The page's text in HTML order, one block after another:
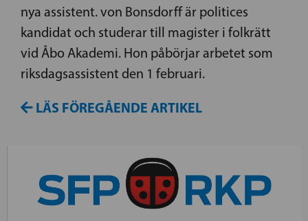
nya assistent. von Bonsdorff är politices
kandidat och studerar till magister i folkrätt
vid Åbo Akademi. Hon påbörjar arbetet som
riksdagsassistent den 1 februari.
LÄS FÖREGÅENDE ARTIKEL